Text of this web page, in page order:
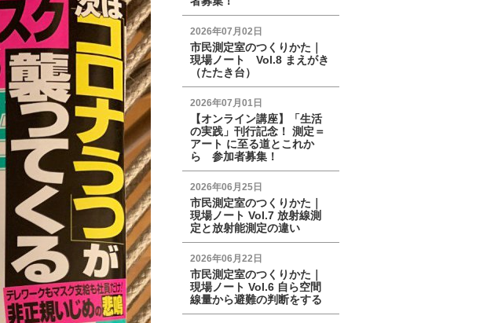
2026年07月02日
市民測定室のつくりかた｜
現場ノート Vol.8 まえがき
（たたき台）
2026年07月01日
【オンライン講座】「生活
の実践」刊行記念！ 測定＝
アート に至る道とこれか
ら 参加者募集！
2026年06月25日
市民測定室のつくりかた｜
現場ノート Vol.7 放射線測
定と放射能測定の違い
2026年06月22日
市民測定室のつくりかた｜
現場ノート Vol.6 自ら空間
線量から避難の判断をする